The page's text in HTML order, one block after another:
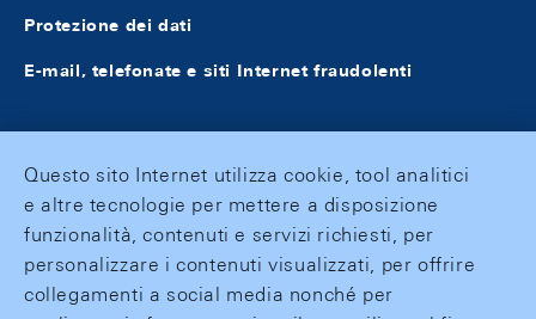
Protezione dei dati
E-mail, telefonate e siti Internet fraudolenti
Questo sito Internet utilizza cookie, tool analitici
e altre tecnologie per mettere a disposizione
funzionalità, contenuti e servizi richiesti, per
personalizzare i contenuti visualizzati, per offrire
collegamenti a social media nonché per